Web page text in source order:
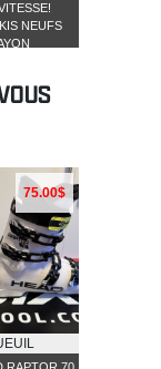
NEUFS
75.00$